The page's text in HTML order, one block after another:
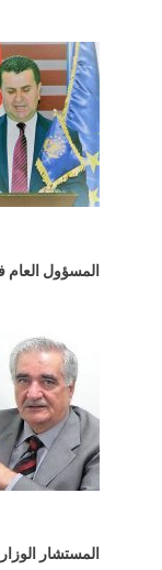
المسؤول العام
المستشار